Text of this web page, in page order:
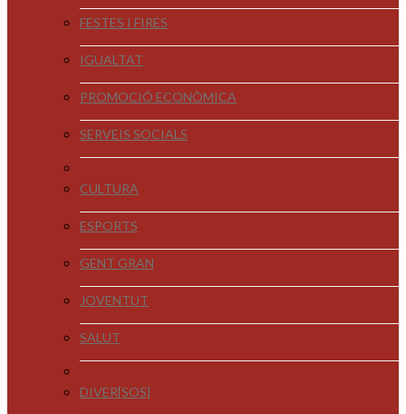
FESTES I FIRES
IGUALTAT
PROMOCIÓ ECONÒMICA
SERVEIS SOCIALS
CULTURA
ESPORTS
GENT GRAN
JOVENTUT
SALUT
DIVER[SOS]